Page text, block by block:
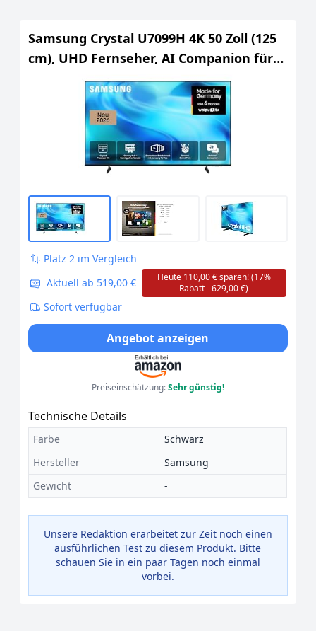
Samsung Crystal U7099H 4K 50 Zoll (125
cm), UHD Fernseher, AI Companion für
Deine Fragen, 4K Upscaling, Dynamik
Sound Pack für Premium-Sounderlebnis,
Gaming Hub, kostenlos 900 Sender,
Smart AI TV
Platz 2 im Vergleich
Aktuell ab 519,00 €
Heute 110,00 € sparen! (17%
Rabatt -629,00 €)
Sofort verfügbar
Angebot anzeigen
Preiseinschätzung:Sehr günstig!
Technische Details
Farbe
Schwarz
Hersteller
Samsung
Gewicht
-
Unsere Redaktion erarbeitet zur Zeit noch einen
ausführlichen Test zu diesem Produkt. Bitte
schauen Sie in ein paar Tagen noch einmal
vorbei.